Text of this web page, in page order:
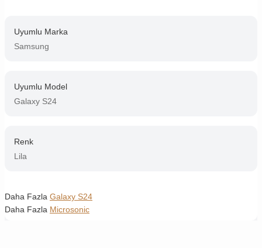
Uyumlu Marka
Samsung
Uyumlu Model
Galaxy S24
Renk
Lila
Daha Fazla Galaxy S24
Daha Fazla Microsonic